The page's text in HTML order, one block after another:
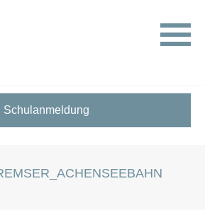
Schulanmeldung